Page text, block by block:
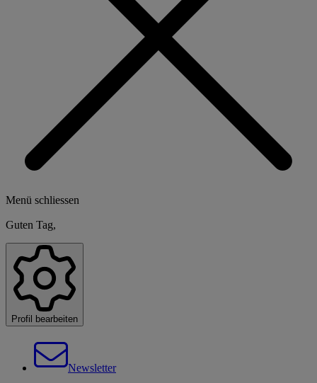
Menü schliessen
Guten Tag,
Profil bearbeiten
Newsletter